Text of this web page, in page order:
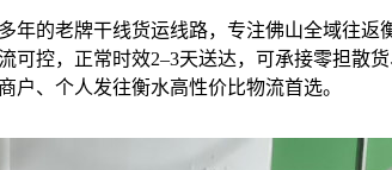
年的老牌干线货运线路，专注佛山全域往
可控，正常时效2–3天送达，可承接零担
户、个人发往衡水高性价比物流首选。